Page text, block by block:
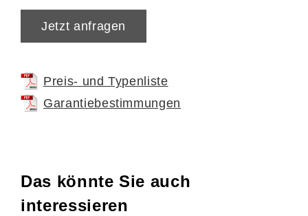
Jetzt anfragen
Preis- und Typenliste
Garantiebestimmungen
Das könnte Sie auch
interessieren